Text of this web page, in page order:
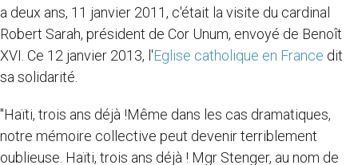
a deux ans, 11 janvier 2011, c'était la visite du cardinal
Robert Sarah, président de Cor Unum, envoyé de Benoît
XVI. Ce 12 janvier 2013, l'Eglise catholique en France dit
sa solidarité.
"Haïti, trois ans déjà !Même dans les cas dramatiques,
notre mémoire collective peut devenir terriblement
oublieuse. Haïti, trois ans déjà ! Mgr Stenger, au nom de